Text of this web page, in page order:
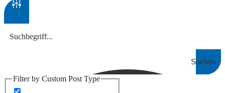
Suchen
Filter by Custom Post Type